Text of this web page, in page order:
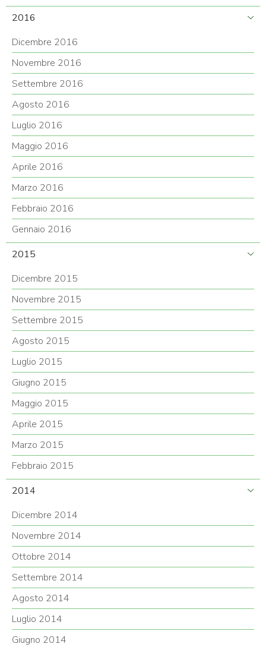
2016
Dicembre 2016
Novembre 2016
Settembre 2016
Agosto 2016
Luglio 2016
Maggio 2016
Aprile 2016
Marzo 2016
Febbraio 2016
Gennaio 2016
2015
Dicembre 2015
Novembre 2015
Settembre 2015
Agosto 2015
Luglio 2015
Giugno 2015
Maggio 2015
Aprile 2015
Marzo 2015
Febbraio 2015
2014
Dicembre 2014
Novembre 2014
Ottobre 2014
Settembre 2014
Agosto 2014
Luglio 2014
Giugno 2014